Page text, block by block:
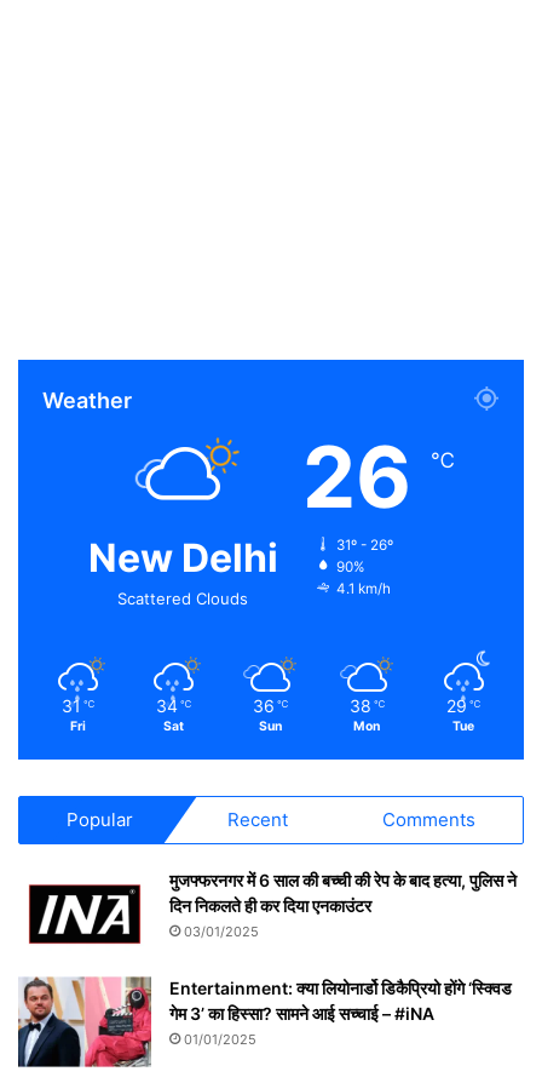
Weather
New Delhi
Scattered Clouds
26 ℃
31º - 26º
90%
4.1 km/h
31 ℃
Fri
34 ℃
Sat
36 ℃
Sun
38 ℃
Mon
29 ℃
Tue
Popular Recent Comments
मुजफ्फरनगर में 6 साल की बच्ची की रेप के बाद हत्या, पुलिस ने
दिन निकलते ही कर दिया एनकाउंटर
03/01/2025
Entertainment: क्या लियोनार्डो डिकैप्रियो होंगे ‘स्क्विड
गेम 3’ का हिस्सा? सामने आई सच्चाई – #iNA
01/01/2025